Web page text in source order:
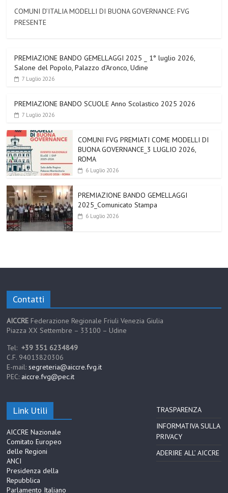
COMUNI D’ITALIA MODELLI DI BUONA GOVERNANCE: FVG
PRESENTE
PREMIAZIONE BANDO GEMELLAGGI 2025 _ 1° luglio 2026,
Salone del Popolo, Palazzo d’Aronco, Udine
7 Luglio 2026
PREMIAZIONE BANDO SCUOLE Anno Scolastico 2025 2026
7 Luglio 2026
COMUNI FVG PREMIATI COME MODELLI DI
BUONA GOVERNANCE_3 LUGLIO 2026,
ROMA
6 Luglio 2026
PREMIAZIONE BANDO GEMELLAGGI
2025_Comunicato Stampa
6 Luglio 2026
Contatti
AICCRE Federazione Regionale Friuli Venezia Giulia
Piazza XX Settembre – 33100 – Udine
Tel:+39 351 6234849
C.F. 94013820306
E-mail:segreteria@aiccre.fvg.it
PEC: aiccre.fvg@pec.it
Link Utili
AICCRE Nazionale
Comitato Europeo
delle Regioni
ANCI
Presidenza della
Repubblica
Parlamento Italiano
TRASPARENZA
INFORMATIVA SULLA
PRIVACY
ADERIRE ALL’ AICCRE